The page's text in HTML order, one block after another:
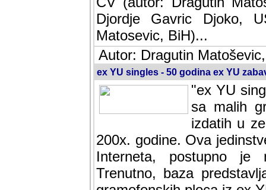
Djordje Gavric Djoko,
Matosevic, BiH)...
Autor: Dragutin
ex YU singles - 50 godina ex YU
"ex YU
sa malih
izdatih u
200x. godine. Ova
Interneta, postupno je
baza predstavlja